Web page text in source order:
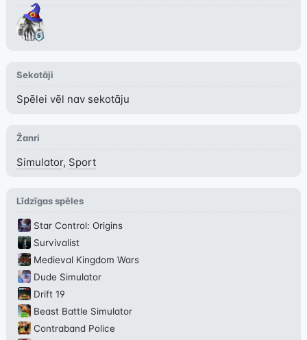
Sekotāji
Spēlei vēl nav sekotāju
Žanri
Simulator, Sport
Līdzīgas spēles
Star Control: Origins
Survivalist
Medieval Kingdom Wars
Dude Simulator
Drift 19
Beast Battle Simulator
Contraband Police